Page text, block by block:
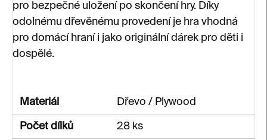
pro bezpečné uložení po skončení hry. Díky
odolnému dřevěnému provedení je hra vhodná
pro domácí hraní i jako originální dárek pro děti i
dospělé.
Materiál Dřevo / Plywood
Počet dílků 28 ks